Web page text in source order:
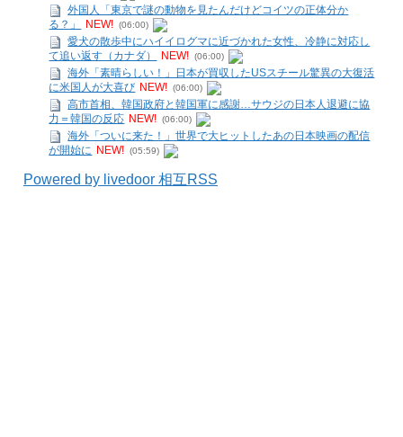
外国人「東京で謎の動物を見たんだけどコイツの正体分か
る？」
NEW! (06:00)
愛犬の散歩中にハイイログマに近づかれた女性、冷静に対応し
て追い返す（カナダ）
NEW! (06:00)
海外「素晴らしい！」日本が買収したUSスチール驚異の大復活
に米国人が大喜び NEW! (06:00)
高市首相、韓国政府と韓国軍に感謝…サウジの日本人退避に協
力＝韓国の反応 NEW! (06:00)
海外「ついに来た！」世界で大ヒットしたあの日本映画の配信
が開始に NEW! (05:59)
Powered by livedoor 相互RSS